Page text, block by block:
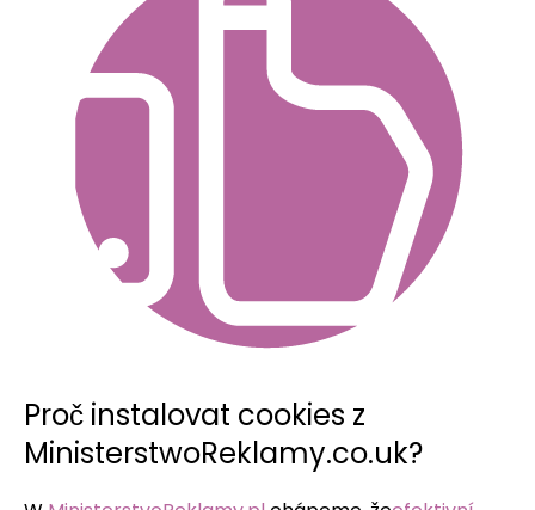
Proč instalovat cookies z
MinisterstwoReklamy.co.uk?